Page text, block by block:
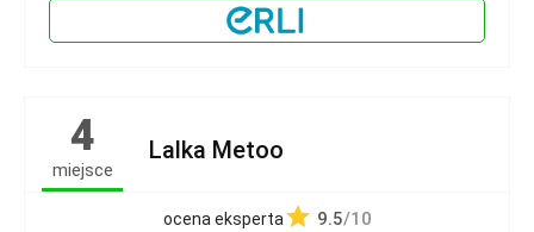
4
miejsce
Lalka Metoo
ocena eksperta 9.5/10